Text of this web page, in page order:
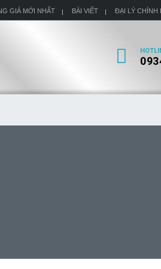
GIÁ MỚI NHẤT BÀI VIẾT ĐẠI LÝ CHÍNH